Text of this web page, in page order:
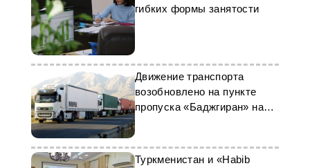
гибких формы занятости
Движение транспорта
возобновлено на пункте
пропуска «Баджгиран» на
туркмено-иранской границе
Туркменистан и «Habib